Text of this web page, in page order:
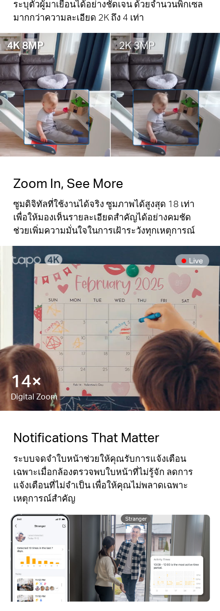
ระบุตัวผู้มาเยือนได้อย่างชัดเจน ด้วยจำนวนพิกเซล
มากกว่าความละเอียด 2K ถึง 4 เท่า
Pause
Pause
Zoom In, See More
ซูมดิจิทัลที่ใช้งานได้จริง ซูมภาพได้สูงสุด 18 เท่า
เพื่อให้มองเห็นรายละเอียดสำคัญได้อย่างคมชัด
ช่วยเพิ่มความมั่นใจในการเฝ้าระวังทุกเหตุการณ์
18×
Digital Zoom
Notifications That Matter
ระบบจดจำใบหน้าช่วยให้คุณรับการแจ้งเตือน
เฉพาะเมื่อกล้องตรวจพบใบหน้าที่ไม่รู้จัก ลดการ
แจ้งเตือนที่ไม่จำเป็น เพื่อให้คุณไม่พลาดเฉพาะ
เหตุการณ์สำคัญ
Stranger